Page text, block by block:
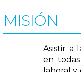
MISIÓN
Asistir a
en